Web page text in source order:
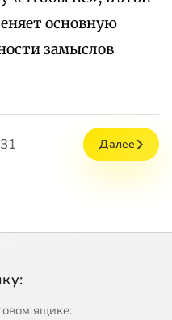
основную
замыслов
Далее
ящике: